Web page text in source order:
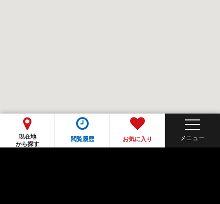
現在地
から探す
閲覧履歴 お気に入り